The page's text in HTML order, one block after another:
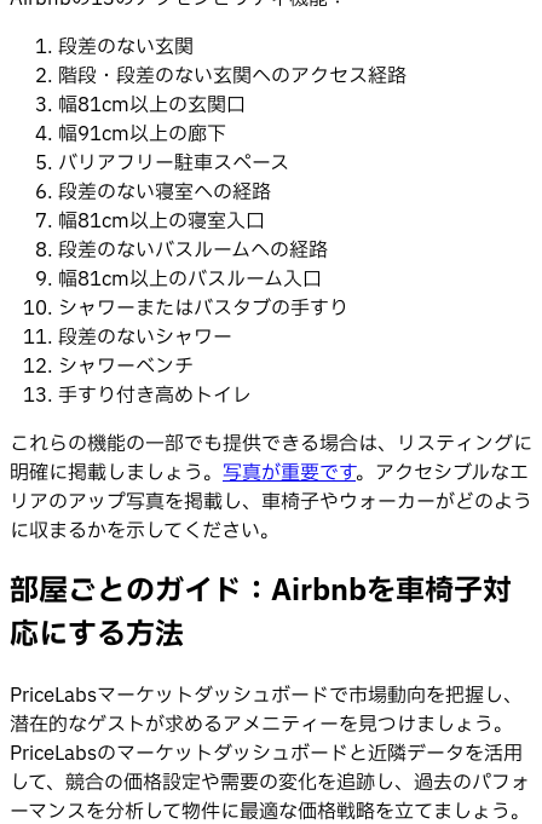
段差のない玄関
階段・段差のない玄関へのアクセス経路
幅81cm以上の玄関口
幅91cm以上の廊下
バリアフリー駐車スペース
段差のない寝室への経路
幅81cm以上の寝室入口
段差のないバスルームへの経路
幅81cm以上のバスルーム入口
シャワーまたはバスタブの手すり
段差のないシャワー
シャワーベンチ
手すり付き高めトイレ
これらの機能の一部でも提供できる場合は、リスティングに
明確に掲載しましょう。 写真が重要です。アクセシブルなエ
リアのアップ写真を掲載し、車椅子やウォーカーがどのよう
に収まるかを示してください。
部屋ごとのガイド：Airbnbを車椅子対
応にする方法
PriceLabsマーケットダッシュボードで市場動向を把握し、
潜在的なゲストが求めるアメニティーを見つけましょう。
PriceLabsのマーケットダッシュボードと近隣データを活用
して、競合の価格設定や需要の変化を追跡し、過去のパフォ
ーマンスを分析して物件に最適な価格戦略を立てましょう。